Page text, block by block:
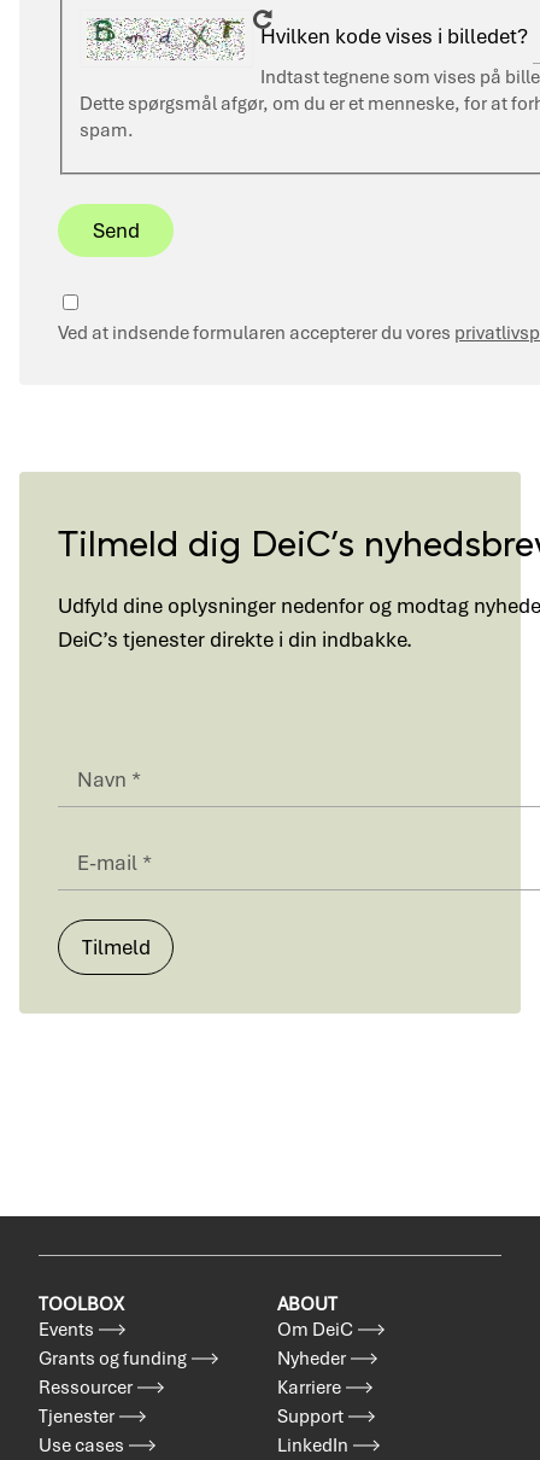
Hvilken kode vises i billedet?
Indtast tegnene som vises på
Dette spørgsmål afgør, om du er et menneske, for at
spam.
Privacy
Ved at indsende formularen accepterer du vores
Tilmeld dig DeiC’s
Udfyld dine oplysninger nedenfor og modtag
DeiC’s tjenester direkte i din indbakke.
TOOLBOX
Events
Grants og funding
Ressourcer
Tjenester
Use cases
ABOUT
Om DeiC
Nyheder
Karriere
Support
LinkedIn